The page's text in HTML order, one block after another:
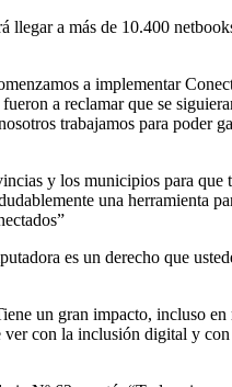
a más de 10.400
a implementar
a reclamar que se
trabajamos para poder
y los municipios para que
una herramienta
es un derecho que
un gran impacto, incluso
con la inclusión digital y